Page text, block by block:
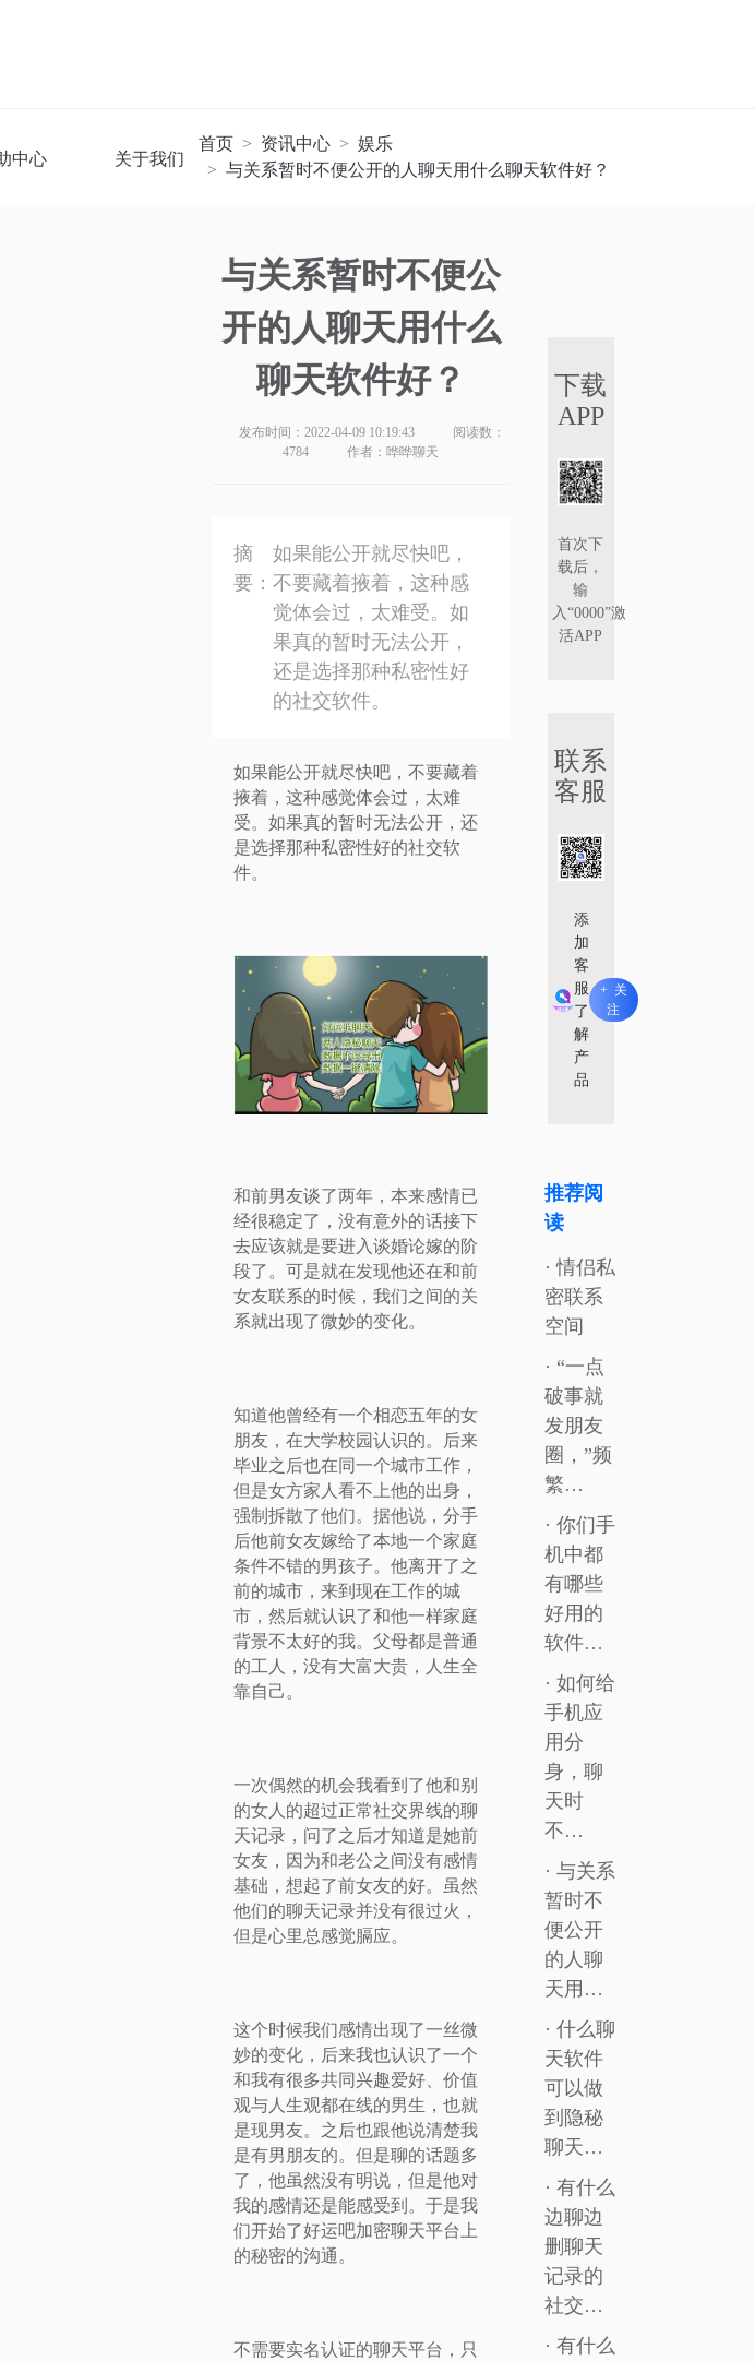
中心 关于我们
首页 资讯中心
娱乐
与关系暂时不便公开的人聊天用什么聊天软件好？
与关系暂时不便公
开的人聊天用什么
聊天软件好？
发布时间：2022-04-09 10:19:43
阅读数：
4784
作者：哗哗聊天
摘
要：
如果能公开就尽快吧，
不要藏着掖着，这种感
觉体会过，太难受。如
果真的暂时无法公开，
还是选择那种私密性好
的社交软件。
如果能公开就尽快吧，不要藏着
掖着，这种感觉体会过，太难
受。如果真的暂时无法公开，还
是选择那种私密性好的社交软
件。
和前男友谈了两年，本来感情已
经很稳定了，没有意外的话接下
去应该就是要进入谈婚论嫁的阶
段了。可是就在发现他还在和前
女友联系的时候，我们之间的关
系就出现了微妙的变化。
知道他曾经有一个相恋五年的女
朋友，在大学校园认识的。后来
毕业之后也在同一个城市工作，
但是女方家人看不上他的出身，
强制拆散了他们。据他说，分手
后他前女友嫁给了本地一个家庭
条件不错的男孩子。他离开了之
前的城市，来到现在工作的城
市，然后就认识了和他一样家庭
背景不太好的我。父母都是普通
的工人，没有大富大贵，人生全
靠自己。
一次偶然的机会我看到了他和别
的女人的超过正常社交界线的聊
天记录，问了之后才知道是她前
女友，因为和老公之间没有感情
基础，想起了前女友的好。虽然
他们的聊天记录并没有很过火，
但是心里总感觉膈应。
这个时候我们感情出现了一丝微
妙的变化，后来我也认识了一个
和我有很多共同兴趣爱好、价值
观与人生观都在线的男生，也就
是现男友。之后也跟他说清楚我
是有男朋友的。但是聊的话题多
了，他虽然没有明说，但是他对
我的感情还是能感受到。于是我
们开始了好运吧加密聊天平台上
的秘密的沟通。
不需要实名认证的聊天平台，只
下载
APP
首次下
载后，
输
入“0000”激
活APP
联系
客服
添
加
客
服
了
解
产
品
+ 关
注
推荐阅
读
· 情侣私
密联系
空间
· “一点
破事就
发朋友
圈，”频
繁…
· 你们手
机中都
有哪些
好用的
软件…
· 如何给
手机应
用分
身，聊
天时
不…
· 与关系
暂时不
便公开
的人聊
天用…
· 什么聊
天软件
可以做
到隐秘
聊天…
· 有什么
边聊边
删聊天
记录的
社交…
· 有什么